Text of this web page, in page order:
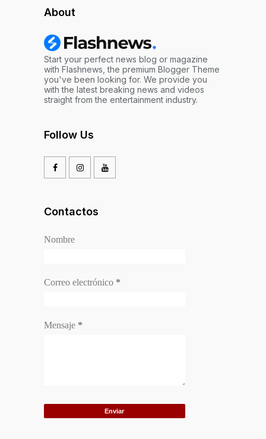
About
Start your perfect news blog or magazine
with Flashnews, the premium Blogger Theme
you've been looking for. We provide you
with the latest breaking news and videos
straight from the entertainment industry.
Follow Us
Contactos
Nombre
Correo electrónico *
Mensaje *